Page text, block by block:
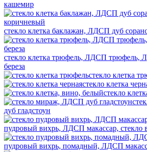
кашемир
стекло клетка баклажан, ЛДСП дуб
стекло клетка трюфель, ЛДСП трюфель,
береза
стекло клетка
стекло клетка
стекло
дуб гладстоун
пудровый вихрь, ЛДСП макассар, стекло
пудровый вихрь, помадный, ЛДСП